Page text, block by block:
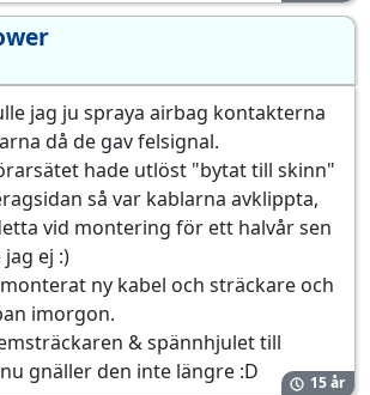
jag ju spraya airbag kontakterna
då de gav felsignal.
hade utlöst "bytat till skinn"
så var kablarna avklippta,
vid montering för ett halvår sen
ej :)
ny kabel och sträckare och
imorgon.
& spännhjulet till
gnäller den inte längre :D
15 år